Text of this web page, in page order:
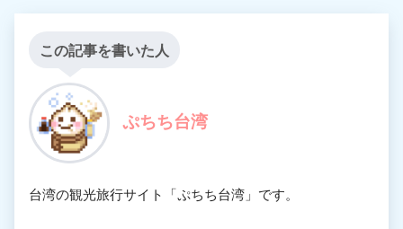
この記事を書いた人
ぷちち台湾
台湾の観光旅行サイト「ぷちち台湾」です。